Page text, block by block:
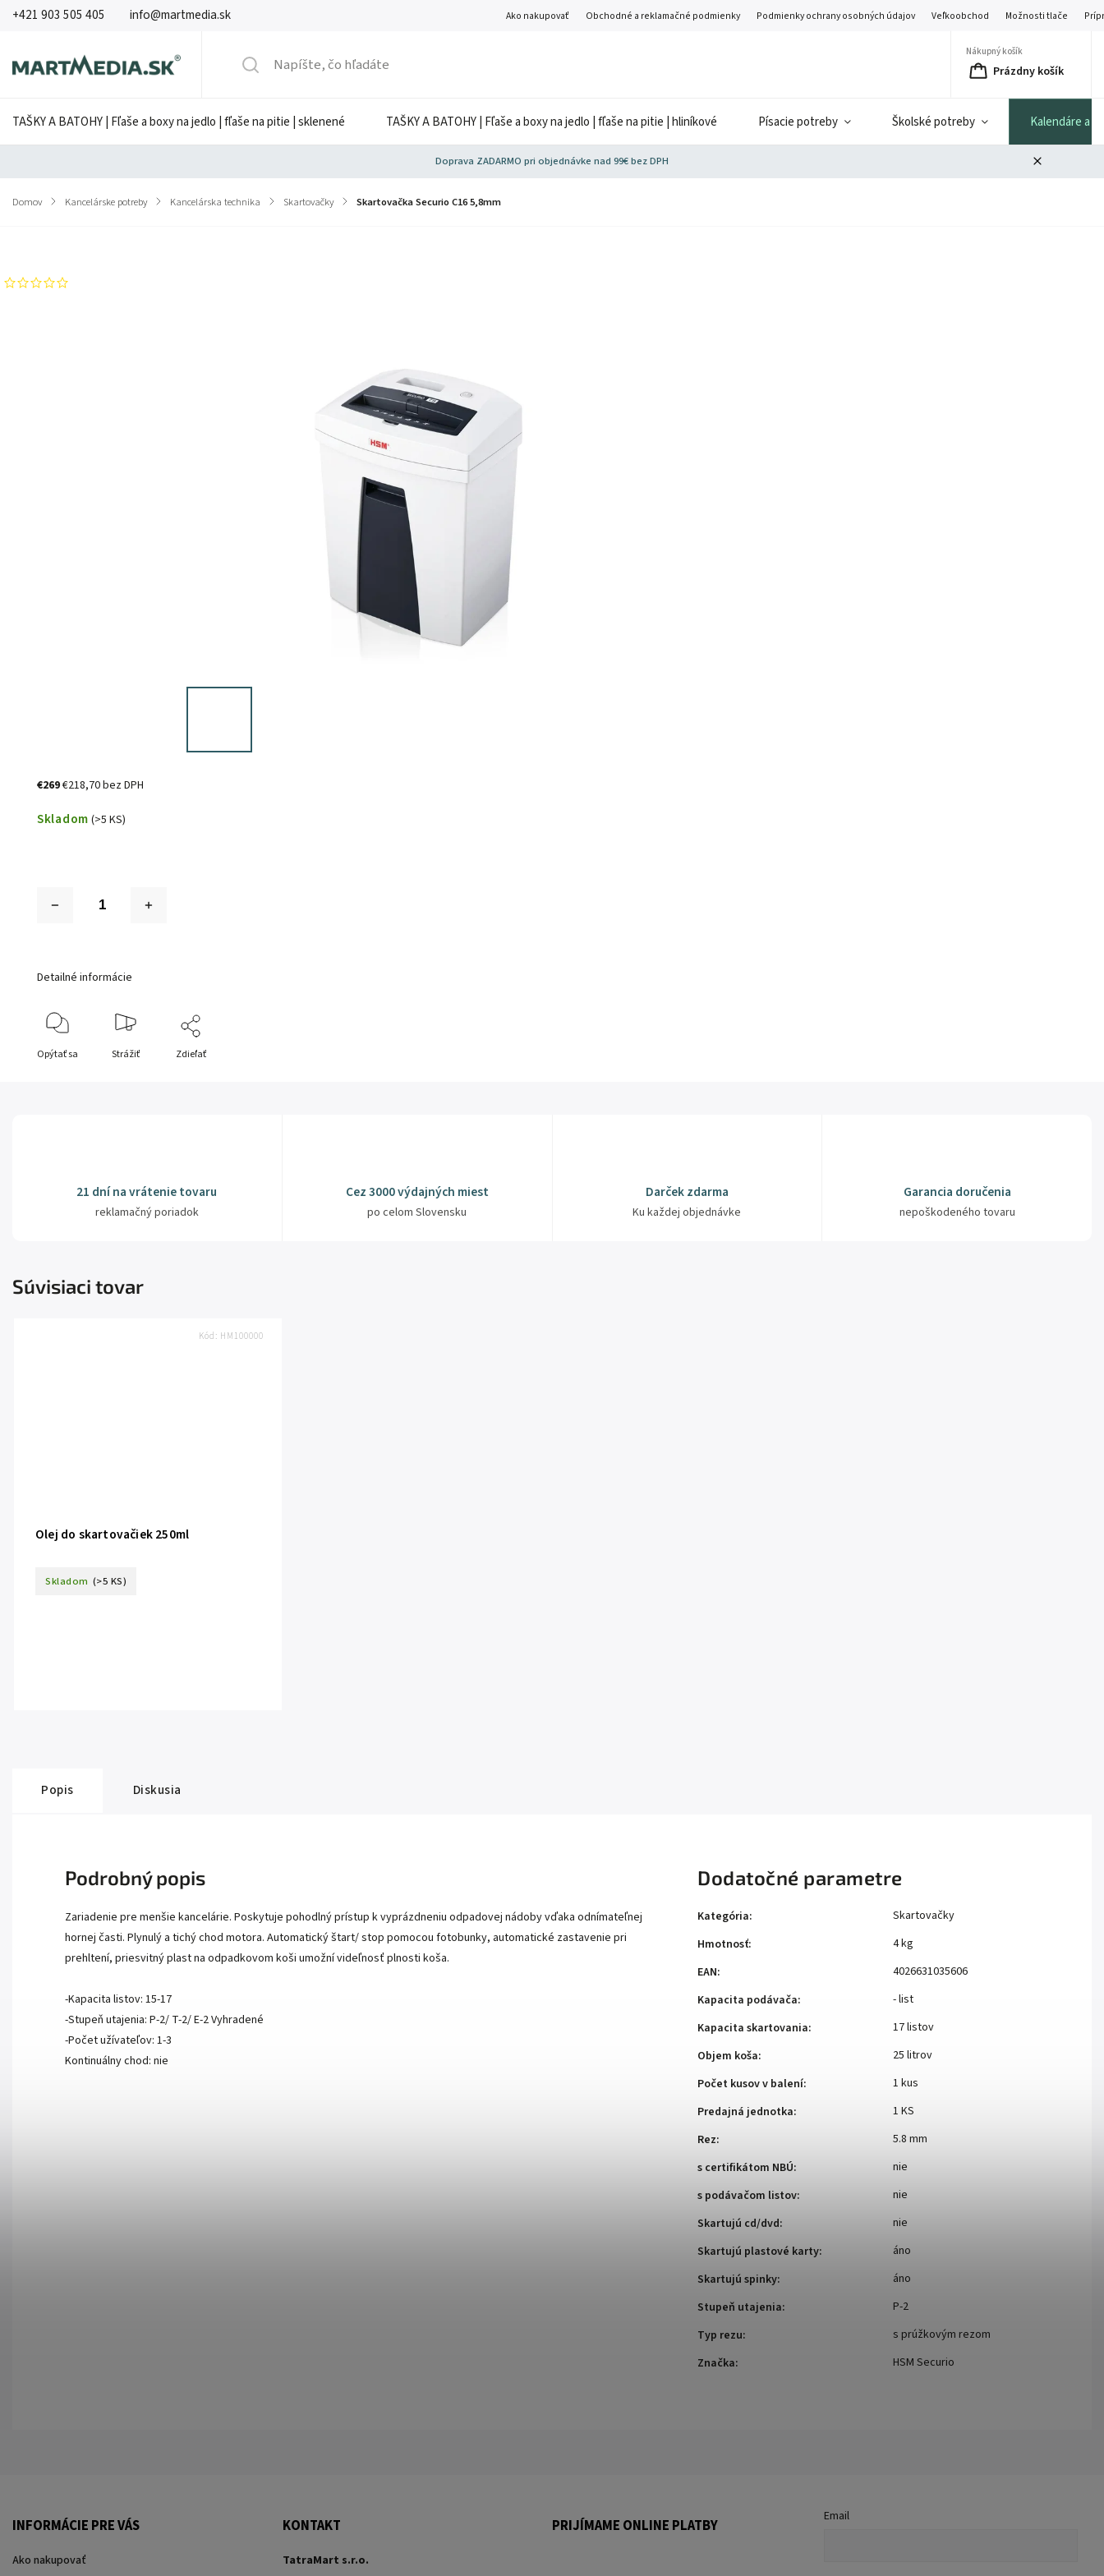
+421 903 505 405 info@martmedia.sk Ako nakupovať Obchodné a reklamačné podmienky Podmienky ochrany osobných údajov Veľkoobchod Možnosti tlače
Nákupný košík
Prázdny košík
TAŠKY A BATOHY | Fľaše a boxy na jedlo | fľaše na pitie | sklenené TAŠKY A BATOHY | Fľaše a boxy na jedlo | fľaše na pitie | hliníkové Písacie potreby Školské potreby Kalendáre a
Doprava ZADARMO pri objednávke nad 99€ bez DPH
Domov / Kancelárske potreby / Kancelárska technika / Skartovačky / Skartovačka Securio C16 5,8mm
€269€218,70 bez DPH
Skladom (>5 KS)
Detailné informácie
Opýtať sa Strážiť Zdieľať
21 dní na vrátenie tovaru
reklamačný poriadok
Cez 3000 výdajných miest
po celom Slovensku
Darček zdarma
Ku každej objednávke
Garancia doručenia
nepoškodeného tovaru
Súvisiaci tovar
Olej do skartovačiek 250ml
Skladom (>5 KS)
Kód: HM100000
Popis Diskusia
Podrobný popis
Zariadenie pre menšie kancelárie. Poskytuje pohodlný prístup k vyprázdneniu odpadovej nádoby vďaka odnímateľnej
hornej časti. Plynulý a tichý chod motora. Automatický štart/ stop pomocou fotobunky, automatické zastavenie pri
prehltení, priesvitný plast na odpadkovom koši umožní videľnosť plnosti koša.
-Kapacita listov: 15-17
-Stupeň utajenia: P-2/ T-2/ E-2 Vyhradené
-Počet užívateľov: 1-3
Kontinuálny chod: nie
Dodatočné parametre
Kategória:
Skartovačky
Hmotnosť:
4 kg
EAN:
4026631035606
Kapacita podávača:
- list
Kapacita skartovania:
17 listov
Objem koša:
25 litrov
Počet kusov v balení:
1 kus
Predajná jednotka:
1 KS
Rez:
5.8 mm
s certifikátom NBÚ:
nie
s podávačom listov:
nie
Skartujú cd/dvd:
nie
Skartujú plastové karty:
áno
Skartujú spinky:
áno
Stupeň utajenia:
P-2
Typ rezu:
s prúžkovým rezom
Značka: HSM Securio
INFORMÁCIE PRE VÁS
Ako nakupovať
KONTAKT
TatraMart s.r.o.
PRIJÍMAME ONLINE PLATBY
Email